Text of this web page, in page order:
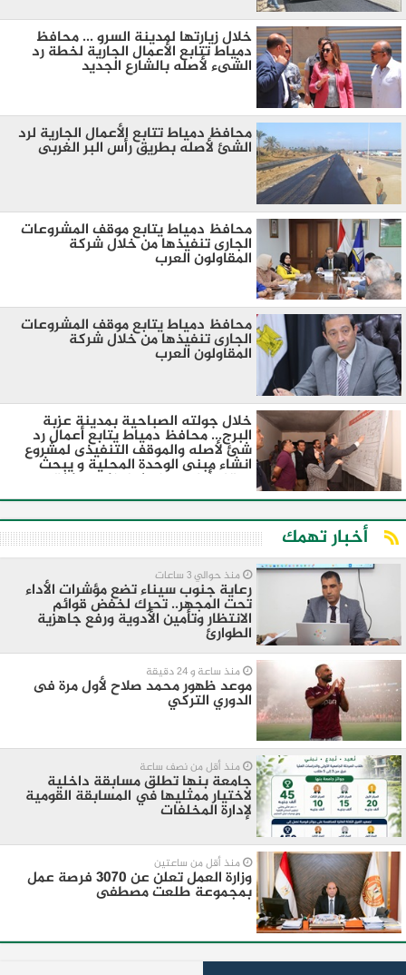
خلال زيارتها لمدينة السرو ... محافظ
دمياط تتابع الأعمال الجارية لخطة رد
الشىء لأصله بالشارع الجديد
محافظ دمياط تتابع الأعمال الجارية لرد
الشئ لأصله بطريق رأس البر الغربى
محافظ دمياط يتابع موقف المشروعات
الجارى تنفيذها من خلال شركة
المقاولون العرب
محافظ دمياط يتابع موقف المشروعات
الجارى تنفيذها من خلال شركة
المقاولون العرب
خلال جولته الصباحية بمدينة عزبة
البرج... محافظ دمياط يتابع أعمال رد
شئ لأصله والموقف التنفيذى لمشروع
انشاء مبنى الوحدة المحلية و يبحث
موقف أرض مصنع ادفينا و عمارات
الاسكان الاقتصادى والصناعى بالمدينة
أخبار تهمك
منذ حوالي 3 ساعات
رعاية جنوب سيناء تضع مؤشرات الأداء
تحت المجهر.. تحرك لخفض قوائم
الانتظار وتأمين الأدوية ورفع جاهزية
الطوارئ
منذ ساعة و 24 دقيقة
موعد ظهور محمد صلاح لأول مرة فى
الدوري التركي
منذ أقل من نصف ساعة
جامعة بنها تطلق مسابقة داخلية
لاختيار ممثليها في المسابقة القومية
لإدارة المخلفات
منذ أقل من ساعتين
وزارة العمل تعلن عن 3070 فرصة عمل
بمجموعة طلعت مصطفى